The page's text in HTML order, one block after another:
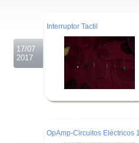
17/07
2017
Interruptor Tactil
OpAmp-Circuitos Eléctricos 1